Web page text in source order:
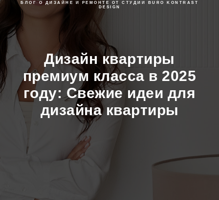
БЛОГ О ДИЗАЙНЕ И РЕМОНТЕ ОТ СТУДИИ BURO KONTRAST
DESIGN
Дизайн квартиры
премиум класса в 2025
году: Свежие идеи для
дизайна квартиры